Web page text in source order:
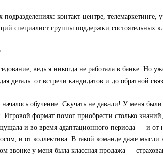
контакт-центре, телемаркетинге,
специалист группы поддержки состоятельных
ведь я никогда не работала в банке. Но
деталь: от встречи кандидатов и до обратной
обучение. Скучать не давали! У меня
Игровой формат помог приобрести столько
и во время адаптационного периода — и от
и от коллектива. В такой команде даже мысли
звонке у меня была классная продажа —